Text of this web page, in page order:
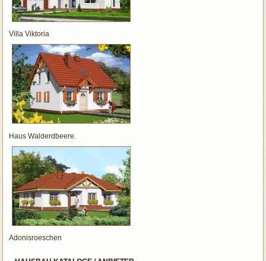
Villa Viktoria
Haus Walderdbeere.
Adonisroeschen